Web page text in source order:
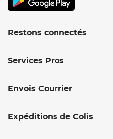
Restons connectés
Services Pros
Envois Courrier
Expéditions de Colis